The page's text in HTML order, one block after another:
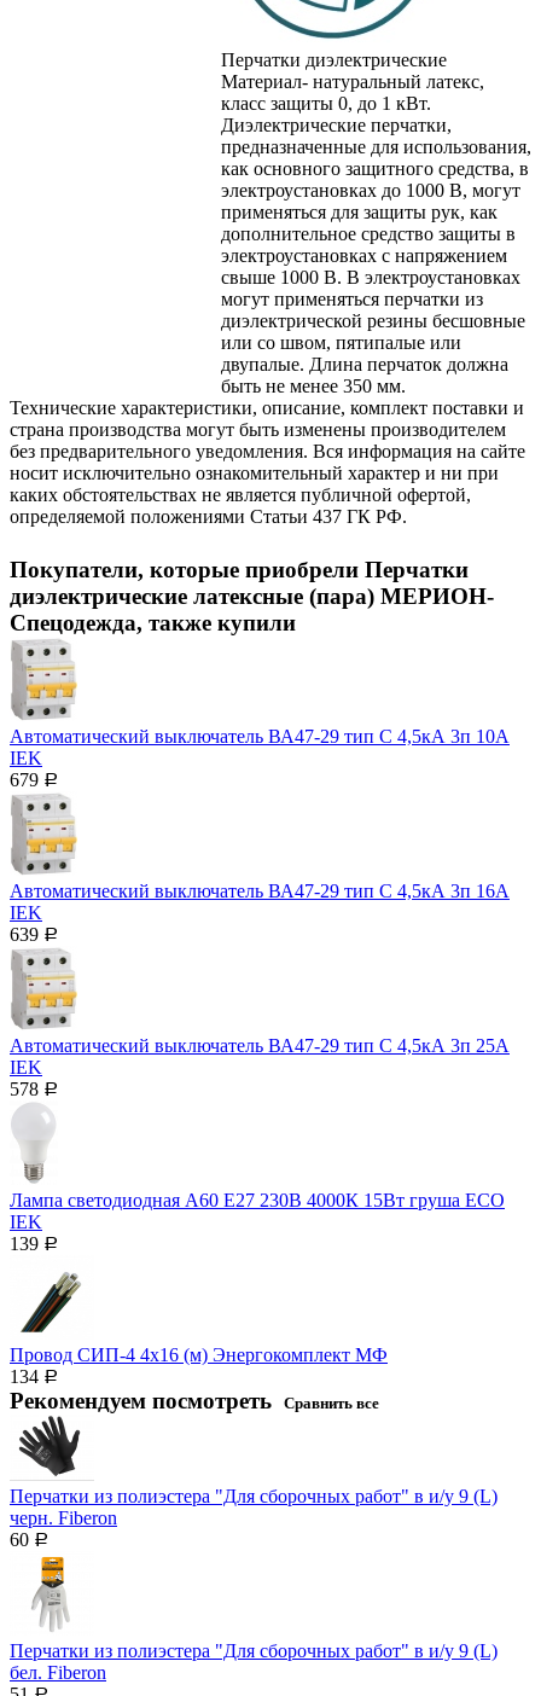
Перчатки диэлектрические
Материал- натуральный латекс,
класс защиты 0, до 1 кВт.
Диэлектрические перчатки,
предназначенные для использования,
как основного защитного средства, в
электроустановках до 1000 В, могут
применяться для защиты рук, как
дополнительное средство защиты в
электроустановках с напряжением
свыше 1000 В. В электроустановках
могут применяться перчатки из
диэлектрической резины бесшовные
или со швом, пятипалые или
двупалые. Длина перчаток должна
быть не менее 350 мм.
Технические характеристики, описание, комплект поставки и
страна производства могут быть изменены производителем
без предварительного уведомления. Вся информация на сайте
носит исключительно ознакомительный характер и ни при
каких обстоятельствах не является публичной офертой,
определяемой положениями Статьи 437 ГК РФ.
Покупатели, которые приобрели Перчатки
диэлектрические латексные (пара) МЕРИОН-
Спецодежда, также купили
Автоматический выключатель ВА47-29 тип С 4,5кА 3п 10А
IEK
679 Р
Автоматический выключатель ВА47-29 тип С 4,5кА 3п 16А
IEK
639 Р
Автоматический выключатель ВА47-29 тип С 4,5кА 3п 25А
IEK
578 Р
Лампа светодиодная A60 Е27 230В 4000К 15Вт груша ECO
IEK
139 Р
Провод СИП-4 4х16 (м) Энергокомплект МФ
134 Р
Рекомендуем посмотреть Сравнить все
Перчатки из полиэстера "Для сборочных работ" в и/у 9 (L)
черн. Fiberon
60 Р
Перчатки из полиэстера "Для сборочных работ" в и/у 9 (L)
бел. Fiberon